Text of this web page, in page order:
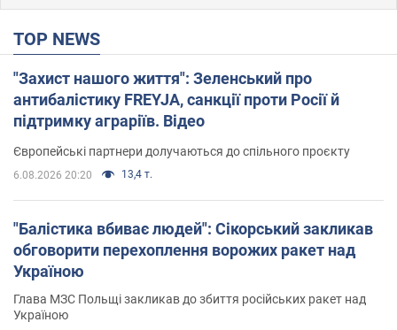
TOP NEWS
"Захист нашого життя": Зеленський про
антибалістику FREYJA, санкції проти Росії й
підтримку аграріїв. Відео
Європейські партнери долучаються до спільного проєкту
6.08.2026 20:20 13,4 т.
"Балістика вбиває людей": Сікорський закликав
обговорити перехоплення ворожих ракет над
Україною
Глава МЗС Польщі закликав до збиття російських ракет над
Україною